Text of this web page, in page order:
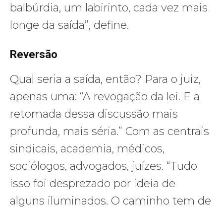
balbúrdia, um labirinto, cada vez mais
longe da saída”, define.
Reversão
Qual seria a saída, então? Para o juiz,
apenas uma: “A revogação da lei. E a
retomada dessa discussão mais
profunda, mais séria.” Com as centrais
sindicais, academia, médicos,
sociólogos, advogados, juízes. “Tudo
isso foi desprezado por ideia de
alguns iluminados. O caminho tem de